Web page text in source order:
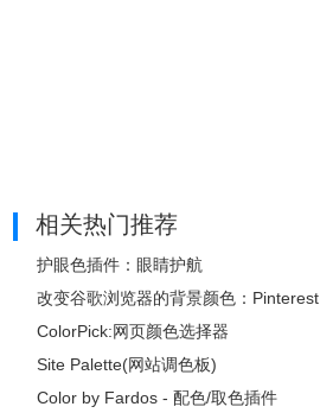
相关热门推荐
护眼色插件：眼睛护航
改变谷歌浏览器的背景颜色：Pinterest
ColorPick:网页颜色选择器
Site Palette(网站调色板)
Color by Fardos - 配色/取色插件